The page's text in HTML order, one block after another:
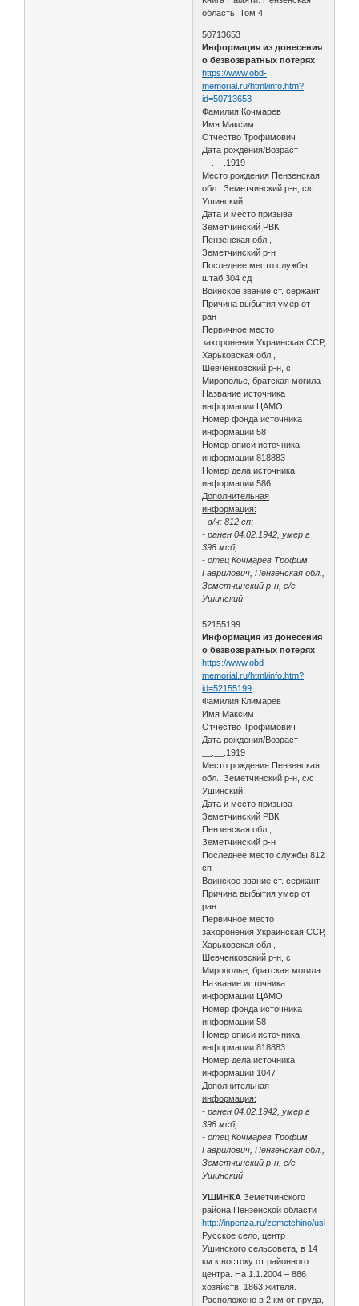
область. Том 4
50713653
Информация из донесения
о безвозвратных потерях
https://www.obd-
memorial.ru/html/info.htm?
id=50713653
Фамилия Кочмарев
Имя Максим
Отчество Трофимович
Дата рождения/Возраст
__.__.1919
Место рождения Пензенская
обл., Земетчинский р-н, с/с
Ушинский
Дата и место призыва
Земетчинский РВК,
Пензенская обл.,
Земетчинский р-н
Последнее место службы
штаб 304 сд
Воинское звание ст. сержант
Причина выбытия умер от
ран
Первичное место
захоронения Украинская ССР,
Харьковская обл.,
Шевченковский р-н, с.
Мирополье, братская могила
Название источника
информации ЦАМО
Номер фонда источника
информации 58
Номер описи источника
информации 818883
Номер дела источника
информации 586
Дополнительная
информация:
- в/ч: 812 сп;
- ранен 04.02.1942, умер в
398 мсб;
- отец Кочмарев Трофим
Гаврилович, Пензенская обл.,
Земетчинский р-н, с/с
Ушинский
52155199
Информация из донесения
о безвозвратных потерях
https://www.obd-
memorial.ru/html/info.htm?
id=52155199
Фамилия Климарев
Имя Максим
Отчество Трофимович
Дата рождения/Возраст
__.__.1919
Место рождения Пензенская
обл., Земетчинский р-н, с/с
Ушинский
Дата и место призыва
Земетчинский РВК,
Пензенская обл.,
Земетчинский р-н
Последнее место службы 812
сп
Воинское звание ст. сержант
Причина выбытия умер от
ран
Первичное место
захоронения Украинская ССР,
Харьковская обл.,
Шевченковский р-н, с.
Мирополье, братская могила
Название источника
информации ЦАМО
Номер фонда источника
информации 58
Номер описи источника
информации 818883
Номер дела источника
информации 1047
Дополнительная
информация:
- ранен 04.02.1942, умер в
398 мсб;
- отец Кочмарев Трофим
Гаврилович, Пензенская обл.,
Земетчинский р-н, с/с
Ушинский
УШИНКА Земетчинского
района Пензенской области
http://inpenza.ru/zemetchino/
Русское село, центр
Ушинского сельсовета, в 14
км к востоку от районного
центра. На 1.1.2004 – 886
хозяйств, 1863 жителя.
Расположено в 2 км от пруда,